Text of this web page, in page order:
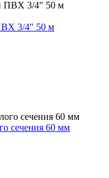
3/4" 50 м
сечения 60 мм